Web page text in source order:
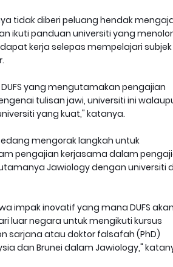
tidak diberi peluang hendak
ikuti panduan universiti yang
kerja selepas mempelajari subjek
yang mengutamakan pengajian
tulisan jawi, universiti ini
yang kuat," katanya.
mengorak langkah untuk
pengajian kerjasama dalam
Jawiology dengan universiti
impak inovatif yang mana DUFS
luar negara untuk mengikuti kursus
sarjana atau doktor falsafah (PhD)
dan Brunei dalam Jawiology,"